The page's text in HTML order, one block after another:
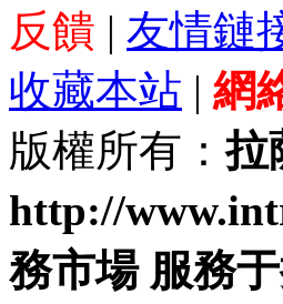
反饋 | 友情鏈
收藏本站 | 網
版權所有：拉
http://
務市場 服務于